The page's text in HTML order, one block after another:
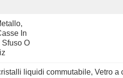
In
Sfuso O
liquidi commutabile, Vetro a